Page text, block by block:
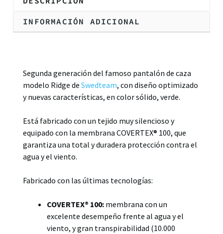
INFORMACIÓN ADICIONAL
Segunda generación del famoso pantalón de caza
modelo Ridge de Swedteam, con diseño optimizado
y nuevas características, en color sólido, verde.
Está fabricado con un tejido muy silencioso y
equipado con la membrana COVERTEX® 100, que
garantiza una total y duradera protección contra el
agua y el viento.
Fabricado con las últimas tecnologías:
COVERTEX® 100: membrana con un
excelente desempeño frente al agua y el
viento, y gran transpirabilidad (10.000